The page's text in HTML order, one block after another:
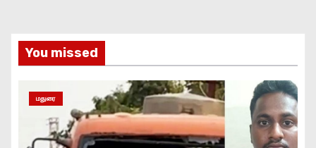
You missed
மதுரை